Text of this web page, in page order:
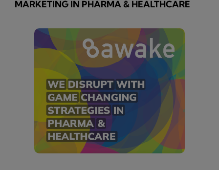
MARKETING IN PHARMA & HEALTHCARE